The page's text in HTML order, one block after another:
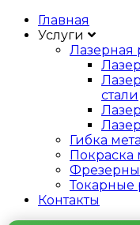
Главная
Услуги
Лазерная
стали
Гибка
Покраска
Токарные
Контакты